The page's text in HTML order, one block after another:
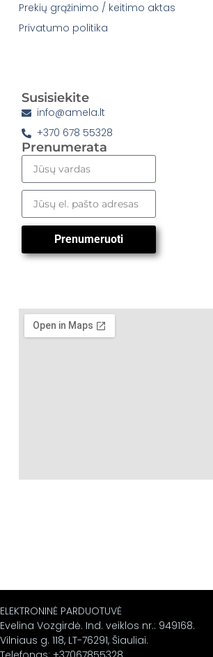
Prekių grąžinimo / keitimo aktas
Privatumo politika
Susisiekite
info@amela.lt
+370 678 55328
Prenumerata
Prenumeruoti
ELEKTRONINĖ PARDUOTUVĖ
Evelina Vozgirdė. Ind. veiklos nr.: 949168.
Vilniaus g. 118, LT-76291, Šiauliai.